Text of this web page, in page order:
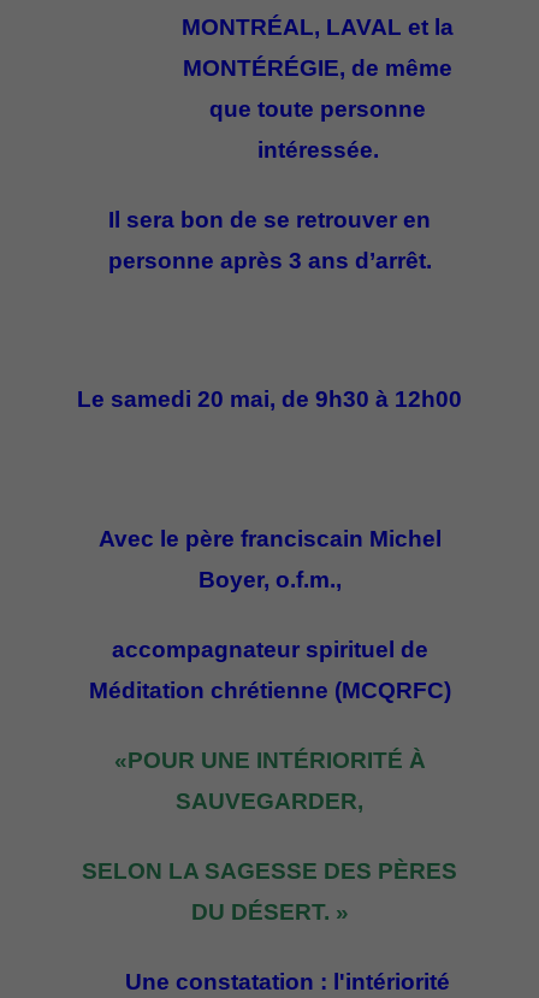
MONTRÉAL, LAVAL et la
MONTÉRÉGIE, de même
que toute personne
intéressée.
Il sera bon de se retrouver en
personne après 3 ans d’arrêt.
Le samedi 20 mai, de 9h30 à 12h00
Avec le père franciscain Michel
Boyer, o.f.m.,
accompagnateur spirituel de
Méditation chrétienne (MCQRFC)
«POUR UNE INTÉRIORITÉ À
SAUVEGARDER,
SELON LA SAGESSE DES PÈRES
DU DÉSERT. »
Une constatation : l'intériorité